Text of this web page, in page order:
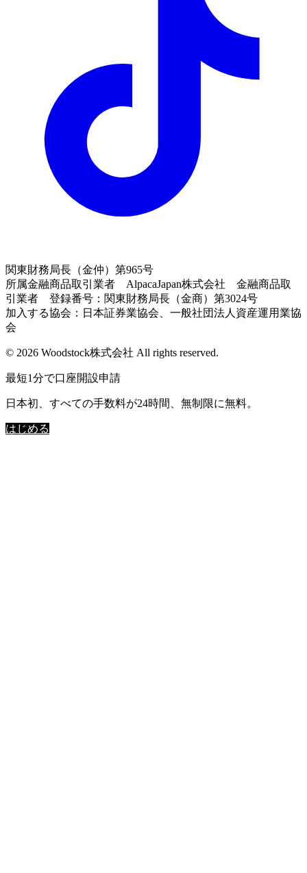
関東財務局長（金仲）第965号
所属金融商品取引業者 AlpacaJapan株式会社 金融商品取
引業者 登録番号：関東財務局長（金商）第3024号
加入する協会：日本証券業協会、一般社団法人資産運用業協
会
© 2026 Woodstock株式会社 All rights reserved.
最短1分で口座開設申請
日本初、すべての手数料が24時間、無制限に無料。
はじめる